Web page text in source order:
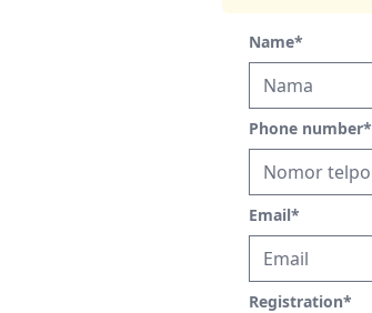
Name*
Phone number*
Email*
Registration*